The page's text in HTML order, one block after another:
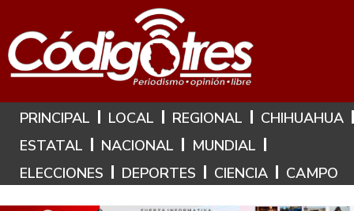
Hoy es: 9 de Agosto de 2026
PRINCIPAL LOCAL REGIONAL
CHIHUAHUA
ESTATAL
NACIONAL
MUNDIAL
ELECCIONES
DEPORTES CIENCIA CAMPO